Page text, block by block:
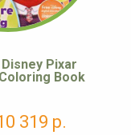
Pixar
Book
319 р.